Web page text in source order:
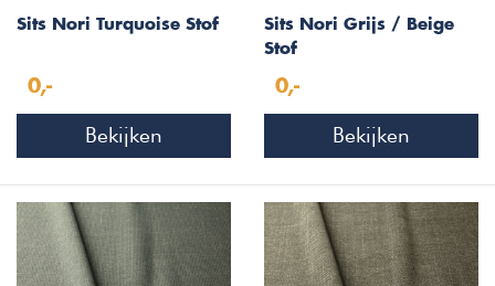
Sits Nori Turquoise Stof
0,-
Bekijken
Sits Nori Grijs / Beige
Stof
0,-
Bekijken